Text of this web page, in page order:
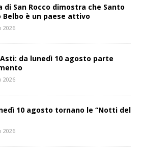
di San Rocco dimostra che Santo
Belbo è un paese attivo
2026
da lunedì 10 agosto parte
2026
10 agosto tornano le “Notti del
2026